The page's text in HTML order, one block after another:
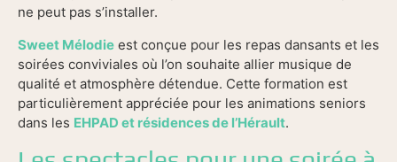
ne peut pas s’installer.
Sweet Mélodie est conçue pour les repas dansants et les
soirées conviviales où l’on souhaite allier musique de
qualité et atmosphère détendue. Cette formation est
particulièrement appréciée pour les animations seniors
dans les EHPAD et résidences de l’Hérault.